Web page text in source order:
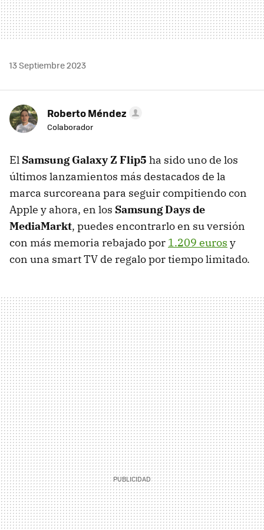
13 Septiembre 2023
Roberto Méndez
Colaborador
El Samsung Galaxy Z Flip5 ha sido uno de los
últimos lanzamientos más destacados de la
marca surcoreana para seguir compitiendo con
Apple y ahora, en los Samsung Days de
MediaMarkt, puedes encontrarlo en su versión
con más memoria rebajado por 1.209 euros y
con una smart TV de regalo por tiempo limitado.